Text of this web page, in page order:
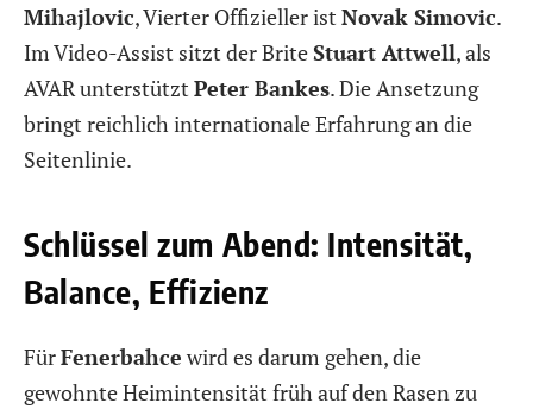
Mihajlovic, Vierter Offizieller ist Novak Simovic.
Im Video-Assist sitzt der BriteStuart Attwell, als
AVAR unterstützt Peter Bankes. Die Ansetzung
bringt reichlich internationale Erfahrung an die
Seitenlinie.
Schlüssel zum Abend: Intensität,
Balance, Effizienz
FürFenerbahce wird es darum gehen, die
gewohnte Heimintensität früh auf den Rasen zu